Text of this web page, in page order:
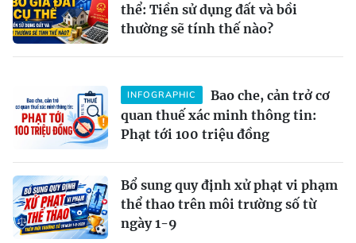
thể: Tiền sử dụng đất và bồi
thường sẽ tính thế nào?
INFOGRAPHIC
Bao che, cản trở cơ
quan thuế xác minh thông tin:
Phạt tới 100 triệu đồng
Bổ sung quy định xử phạt vi phạm
thể thao trên môi trường số từ
ngày 1-9